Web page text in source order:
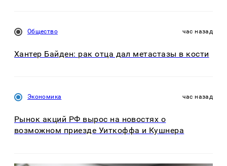
Общество час назад
Хантер Байден: рак отца дал метастазы в кости
Экономика час назад
Рынок акций РФ вырос на новостях о
возможном приезде Уиткоффа и Кушнера